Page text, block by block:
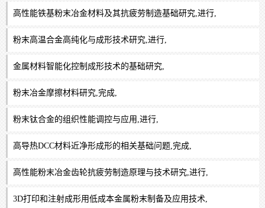
高性能铁基粉末冶金材料及其抗疲劳制造基础研究,进行,
粉末高温合金高纯化与成形技术研究,进行,
金属材料智能化控制成形技术的基础研究,
粉末冶金摩擦材料研究,完成,
粉末钛合金的组织性能调控与应用,进行,
高导热DCC材料近净形成形的相关基础问题,完成,
高性能粉末冶金齿轮抗疲劳制造原理与技术研究,进行,
3D打印和注射成形用低成本金属粉末制备及应用技术,